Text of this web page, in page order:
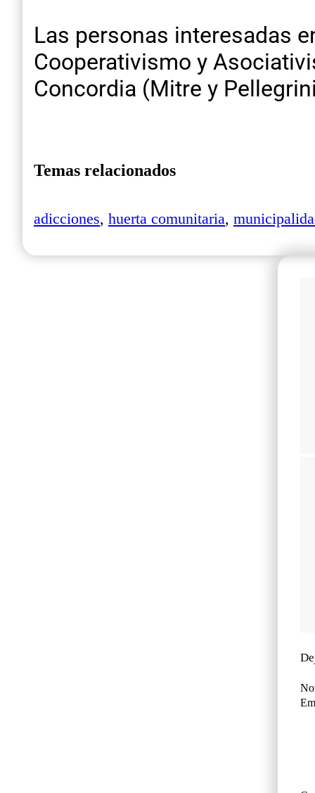
Las personas interesadas
Cooperativismo y
Concordia (Mitre y
Temas relacionados
adicciones, huerta comunitaria,